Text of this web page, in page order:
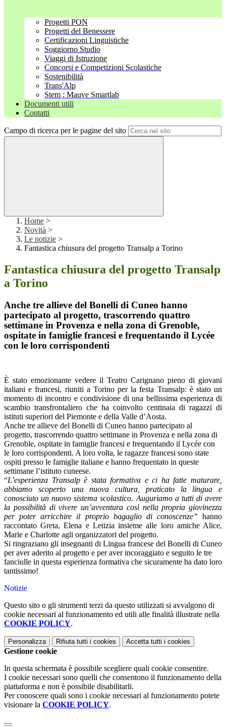
Progetti PON
Progetti del Benessere
Certificazioni Linguistiche
Soggiorno Studio
Viaggi di Istruzione
Concorsi e Competizioni Scolastiche
Sostenibilità
Trans'Alp
Stem : Mauve Smartlab
Documenti utili
Contatti
Campo di ricerca per le pagine del sito
Home >
Novità >
Le notizie >
Fantastica chiusura del progetto Transalp a Torino
Fantastica chiusura del progetto Transalp
a Torino
Anche tre allieve del Bonelli di Cuneo hanno
partecipato al progetto, trascorrendo quattro
settimane in Provenza e nella zona di Grenoble,
ospitate in famiglie francesi e frequentando il Lycée
con le loro corrispondenti
È stato emozionante vedere il Teatro Carignano pieno di giovani
italiani e francesi, riuniti a Torino per la festa Transalp: è stato un
momento di incontro e condivisione di una bellissima esperienza di
scambio transfrontaliero che ha coinvolto centinaia di ragazzi di
istituti superiori del Piemonte e della Valle d’Aosta.
Anche tre allieve del Bonelli di Cuneo hanno partecipato al
progetto, trascorrendo quattro settimane in Provenza e nella zona di
Grenoble, ospitate in famiglie francesi e frequentando il Lycée con
le loro corrispondenti. A loro volta, le ragazze francesi sono state
ospiti presso le famiglie italiane e hanno frequentato in queste
settimane l’istituto cuneese.
“L’esperienza Transalp è stata formativa e ci ha fatte maturare,
abbiamo scoperto una nuova cultura, praticato la lingua e
conosciuto un nuovo sistema scolastico. Auguriamo a tutti di avere
la possibilità di vivere un’avventura così nella propria giovinezza
per poter arricchire il proprio bagaglio di conoscenze” hanno
raccontato Greta, Elena e Letizia insieme alle loro amiche Alice,
Marie e Charlotte agli organizzatori del progetto.
Si ringraziano gli insegnanti di Lingua francese del Bonelli di Cuneo
per aver aderito al progetto e per aver incoraggiato e seguito le tre
fanciulle in questa esperienza formativa che sicuramente ha dato loro
tantissimo!
Notizie
Questo sito o gli strumenti terzi da questo utilizzati si avvalgono di
cookie necessari al funzionamento ed utili alle finalità illustrate nella
COOKIE POLICY.
Personalizza Rifiuta tutti i cookies Accetta tutti i cookies
Gestione cookie
In questa schermata è possibile scegliere quali cookie consentire.
I cookie necessari sono quelli che consentono il funzionamento della
piattaforma e non è possibile disabilitarli.
Per conoscere quali sono i cookie necessari al funzionamento potete
visionare la COOKIE POLICY.